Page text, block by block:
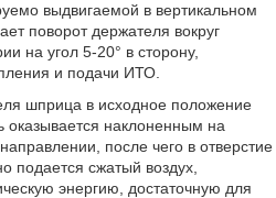
выдвигаемой в вертикальном
поворот держателя вокруг
на угол 5-20° в сторону,
и подачи ИТО.
шприца в исходное положение
наклоненным на
после чего в отверстие
подается сжатый воздух,
энергию, достаточную для